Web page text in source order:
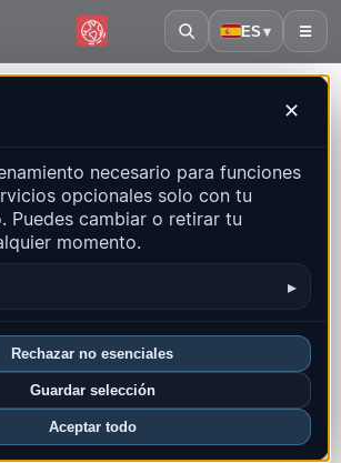
ES ▾ ☰
✕
necesario para funciones
opcionales solo con tu
Puedes cambiar o retirar tu
momento.
▸
Rechazar no esenciales
Guardar selección
Aceptar todo
estadísticas y eventos recientes
Últimos en este país
05 00:25:03